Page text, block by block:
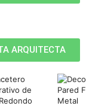
ARQUITECTA